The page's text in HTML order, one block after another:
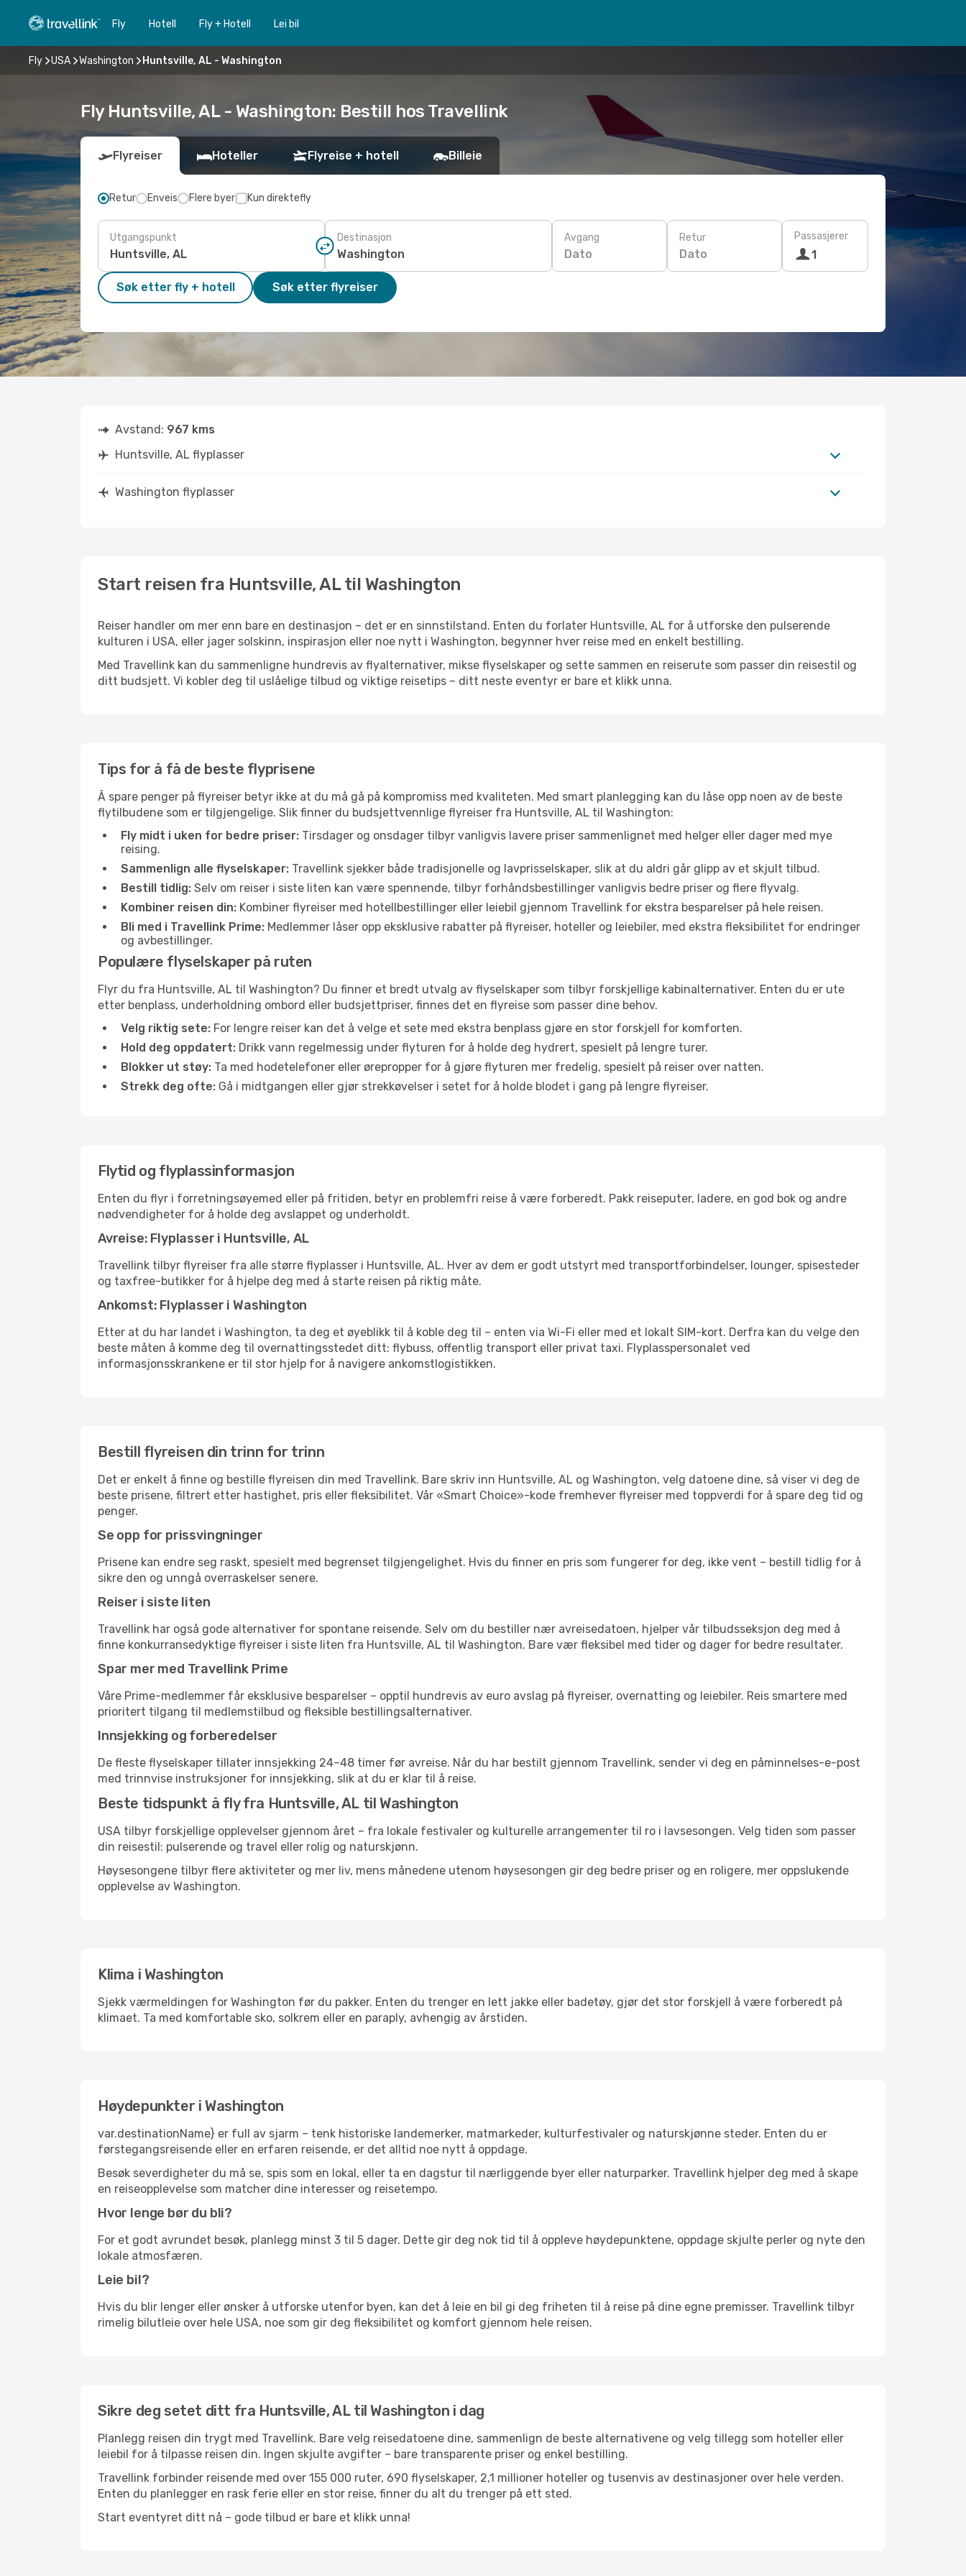
Fly Hotell Fly + Hotell Lei bil
Fly USA Washington Huntsville, AL - Washington
Fly Huntsville, AL - Washington: Bestill hos Travellink
Flyreiser Hoteller Flyreise + hotell Billeie
Retur Enveis Flere byer Kun direktefly
Utgangspunkt Destinasjon Avgang
Dato
Retur
Dato
Passasjerer
1
Søk etter fly + hotell Søk etter flyreiser
Avstand: 967 kms
Huntsville, AL flyplasser
Washington flyplasser
Start reisen fra Huntsville, AL til Washington
Reiser handler om mer enn bare en destinasjon – det er en sinnstilstand. Enten du forlater Huntsville, AL for å utforske den pulserende
kulturen i USA, eller jager solskinn, inspirasjon eller noe nytt i Washington, begynner hver reise med en enkelt bestilling.
Med Travellink kan du sammenligne hundrevis av flyalternativer, mikse flyselskaper og sette sammen en reiserute som passer din reisestil og
ditt budsjett. Vi kobler deg til uslåelige tilbud og viktige reisetips – ditt neste eventyr er bare et klikk unna.
Tips for å få de beste flyprisene
Å spare penger på flyreiser betyr ikke at du må gå på kompromiss med kvaliteten. Med smart planlegging kan du låse opp noen av de beste
flytilbudene som er tilgjengelige. Slik finner du budsjettvennlige flyreiser fra Huntsville, AL til Washington:
Fly midt i uken for bedre priser: Tirsdager og onsdager tilbyr vanligvis lavere priser sammenlignet med helger eller dager med mye
reising.
Sammenlign alle flyselskaper: Travellink sjekker både tradisjonelle og lavprisselskaper, slik at du aldri går glipp av et skjult tilbud.
Bestill tidlig: Selv om reiser i siste liten kan være spennende, tilbyr forhåndsbestillinger vanligvis bedre priser og flere flyvalg.
Kombiner reisen din: Kombiner flyreiser med hotellbestillinger eller leiebil gjennom Travellink for ekstra besparelser på hele reisen.
Bli med i Travellink Prime: Medlemmer låser opp eksklusive rabatter på flyreiser, hoteller og leiebiler, med ekstra fleksibilitet for endringer
og avbestillinger.
Populære flyselskaper på ruten
Flyr du fra Huntsville, AL til Washington? Du finner et bredt utvalg av flyselskaper som tilbyr forskjellige kabinalternativer. Enten du er ute
etter benplass, underholdning ombord eller budsjettpriser, finnes det en flyreise som passer dine behov.
Velg riktig sete: For lengre reiser kan det å velge et sete med ekstra benplass gjøre en stor forskjell for komforten.
Hold deg oppdatert: Drikk vann regelmessig under flyturen for å holde deg hydrert, spesielt på lengre turer.
Blokker ut støy: Ta med hodetelefoner eller ørepropper for å gjøre flyturen mer fredelig, spesielt på reiser over natten.
Strekk deg ofte: Gå i midtgangen eller gjør strekkøvelser i setet for å holde blodet i gang på lengre flyreiser.
Flytid og flyplassinformasjon
Enten du flyr i forretningsøyemed eller på fritiden, betyr en problemfri reise å være forberedt. Pakk reiseputer, ladere, en god bok og andre
nødvendigheter for å holde deg avslappet og underholdt.
Avreise: Flyplasser i Huntsville, AL
Travellink tilbyr flyreiser fra alle større flyplasser i Huntsville, AL. Hver av dem er godt utstyrt med transportforbindelser, lounger, spisesteder
og taxfree-butikker for å hjelpe deg med å starte reisen på riktig måte.
Ankomst: Flyplasser i Washington
Etter at du har landet i Washington, ta deg et øyeblikk til å koble deg til – enten via Wi-Fi eller med et lokalt SIM-kort. Derfra kan du velge den
beste måten å komme deg til overnattingsstedet ditt: flybuss, offentlig transport eller privat taxi. Flyplasspersonalet ved
informasjonsskrankene er til stor hjelp for å navigere ankomstlogistikken.
Bestill flyreisen din trinn for trinn
Det er enkelt å finne og bestille flyreisen din med Travellink. Bare skriv inn Huntsville, AL og Washington, velg datoene dine, så viser vi deg de
beste prisene, filtrert etter hastighet, pris eller fleksibilitet. Vår «Smart Choice»-kode fremhever flyreiser med toppverdi for å spare deg tid og
penger.
Se opp for prissvingninger
Prisene kan endre seg raskt, spesielt med begrenset tilgjengelighet. Hvis du finner en pris som fungerer for deg, ikke vent – bestill tidlig for å
sikre den og unngå overraskelser senere.
Reiser i siste liten
Travellink har også gode alternativer for spontane reisende. Selv om du bestiller nær avreisedatoen, hjelper vår tilbudsseksjon deg med å
finne konkurransedyktige flyreiser i siste liten fra Huntsville, AL til Washington. Bare vær fleksibel med tider og dager for bedre resultater.
Spar mer med Travellink Prime
Våre Prime-medlemmer får eksklusive besparelser – opptil hundrevis av euro avslag på flyreiser, overnatting og leiebiler. Reis smartere med
prioritert tilgang til medlemstilbud og fleksible bestillingsalternativer.
Innsjekking og forberedelser
De fleste flyselskaper tillater innsjekking 24–48 timer før avreise. Når du har bestilt gjennom Travellink, sender vi deg en påminnelses-e-post
med trinnvise instruksjoner for innsjekking, slik at du er klar til å reise.
Beste tidspunkt å fly fra Huntsville, AL til Washington
USA tilbyr forskjellige opplevelser gjennom året – fra lokale festivaler og kulturelle arrangementer til ro i lavsesongen. Velg tiden som passer
din reisestil: pulserende og travel eller rolig og naturskjønn.
Høysesongene tilbyr flere aktiviteter og mer liv, mens månedene utenom høysesongen gir deg bedre priser og en roligere, mer oppslukende
opplevelse av Washington.
Klima i Washington
Sjekk værmeldingen for Washington før du pakker. Enten du trenger en lett jakke eller badetøy, gjør det stor forskjell å være forberedt på
klimaet. Ta med komfortable sko, solkrem eller en paraply, avhengig av årstiden.
Høydepunkter i Washington
var.destinationName} er full av sjarm – tenk historiske landemerker, matmarkeder, kulturfestivaler og naturskjønne steder. Enten du er
førstegangsreisende eller en erfaren reisende, er det alltid noe nytt å oppdage.
Besøk severdigheter du må se, spis som en lokal, eller ta en dagstur til nærliggende byer eller naturparker. Travellink hjelper deg med å skape
en reiseopplevelse som matcher dine interesser og reisetempo.
Hvor lenge bør du bli?
For et godt avrundet besøk, planlegg minst 3 til 5 dager. Dette gir deg nok tid til å oppleve høydepunktene, oppdage skjulte perler og nyte den
lokale atmosfæren.
Leie bil?
Hvis du blir lenger eller ønsker å utforske utenfor byen, kan det å leie en bil gi deg friheten til å reise på dine egne premisser. Travellink tilbyr
rimelig bilutleie over hele USA, noe som gir deg fleksibilitet og komfort gjennom hele reisen.
Sikre deg setet ditt fra Huntsville, AL til Washington i dag
Planlegg reisen din trygt med Travellink. Bare velg reisedatoene dine, sammenlign de beste alternativene og velg tillegg som hoteller eller
leiebil for å tilpasse reisen din. Ingen skjulte avgifter – bare transparente priser og enkel bestilling.
Travellink forbinder reisende med over 155 000 ruter, 690 flyselskaper, 2,1 millioner hoteller og tusenvis av destinasjoner over hele verden.
Enten du planlegger en rask ferie eller en stor reise, finner du alt du trenger på ett sted.
Start eventyret ditt nå – gode tilbud er bare et klikk unna!